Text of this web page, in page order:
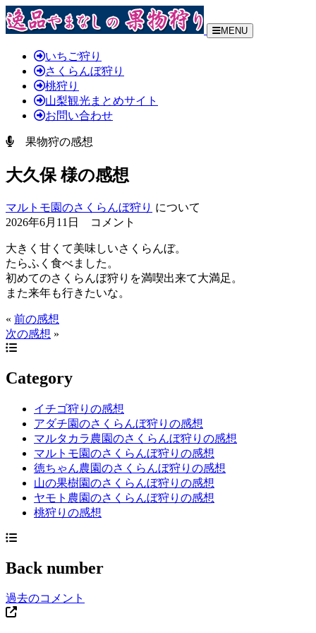
MENU
いちご狩り
さくらんぼ狩り
桃狩り
山梨観光まとめサイト
お問い合わせ
果物狩の感想
大久保 様の感想
マルトモ園のさくらんぼ狩り について
2026年6月11日 コメント
大きく甘くて美味しいさくらんぼ。
たらふく食べました。
初めてのさくらんぼ狩りを満喫出来て大満足。
また来年も行きたいな。
« 前の感想
次の感想 »
Category
イチゴ狩りの感想
アダチ園のさくらんぼ狩りの感想
マルタカラ農園のさくらんぼ狩りの感想
マルトモ園のさくらんぼ狩りの感想
徳ちゃん農園のさくらんぼ狩りの感想
山の果樹園のさくらんぼ狩りの感想
ヤモト農園のさくらんぼ狩りの感想
桃狩りの感想
Back number
過去のコメント